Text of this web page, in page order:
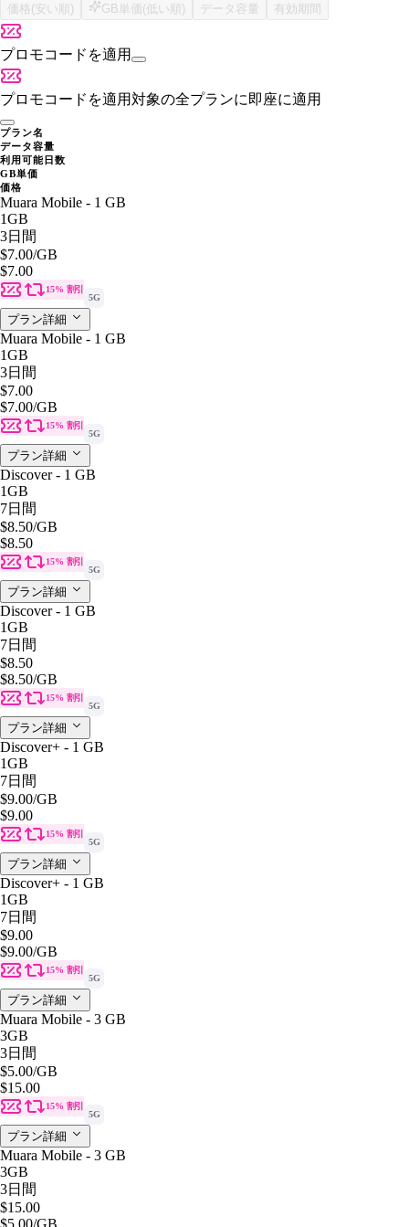
価格(安い順) GB単価(低い順) データ容量 有効期間
プロモコードを適用
プロモコードを適用対象の全プランに即座に適用
プラン名
データ容量
利用可能日数
GB単価
価格
Muara Mobile - 1 GB
1GB
3日間
$7.00/GB
$7.00
15% 割引
5G
プラン詳細
Muara Mobile - 1 GB
1GB
3日間
$7.00
$7.00/GB
15% 割引
5G
プラン詳細
Discover - 1 GB
1GB
7日間
$8.50/GB
$8.50
15% 割引
5G
プラン詳細
Discover - 1 GB
1GB
7日間
$8.50
$8.50/GB
15% 割引
5G
プラン詳細
Discover+ - 1 GB
1GB
7日間
$9.00/GB
$9.00
15% 割引
5G
プラン詳細
Discover+ - 1 GB
1GB
7日間
$9.00
$9.00/GB
15% 割引
5G
プラン詳細
Muara Mobile - 3 GB
3GB
3日間
$5.00/GB
$15.00
15% 割引
5G
プラン詳細
Muara Mobile - 3 GB
3GB
3日間
$15.00
$5.00/GB